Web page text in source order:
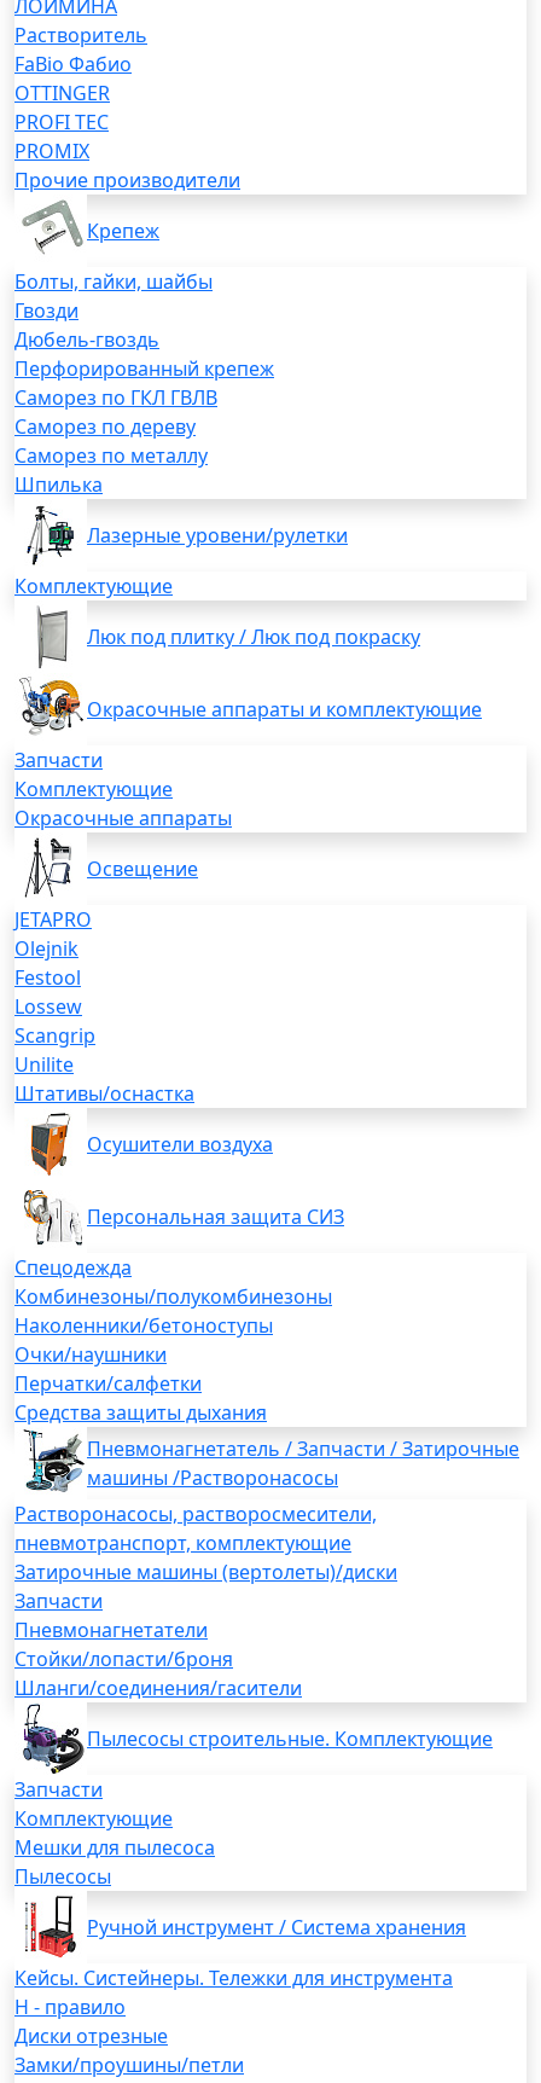
ЛОЙМИНА
Растворитель
FaBio Фабио
OTTINGER
PROFI TEC
PROMIX
Прочие производители
Крепеж
Болты, гайки, шайбы
Гвозди
Дюбель-гвоздь
Перфорированный крепеж
Саморез по ГКЛ ГВЛВ
Саморез по дереву
Саморез по металлу
Шпилька
Лазерные уровени/рулетки
Комплектующие
Люк под плитку / Люк под покраску
Окрасочные аппараты и комплектующие
Запчасти
Комплектующие
Окрасочные аппараты
Освещение
JETAPRO
Olejnik
Festool
Lossew
Scangrip
Unilite
Штативы/оснастка
Осушители воздуха
Персональная защита СИЗ
Спецодежда
Комбинезоны/полукомбинезоны
Наколенники/бетоноступы
Очки/наушники
Перчатки/салфетки
Средства защиты дыхания
Пневмонагнетатель / Запчасти / Затирочные
машины /Растворонасосы
Растворонасосы, растворосмесители,
пневмотранспорт, комплектующие
Затирочные машины (вертолеты)/диски
Запчасти
Пневмонагнетатели
Стойки/лопасти/броня
Шланги/соединения/гасители
Пылесосы строительные. Комплектующие
Запчасти
Комплектующие
Мешки для пылесоса
Пылесосы
Ручной инструмент / Система хранения
Кейсы. Систейнеры. Тележки для инструмента
H - правило
Диски отрезные
Замки/проушины/петли